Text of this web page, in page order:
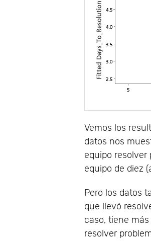
Vemos los
datos nos
equipo resolver
equipo de diez
Pero los datos
que llevó
caso, tiene
resolver